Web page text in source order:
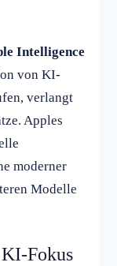
Intelligence
von KI-
verlangt
Apples
moderner
Modelle
Fokus